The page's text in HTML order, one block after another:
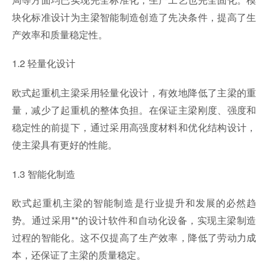
块化标准设计为主梁智能制造创造了先决条件，提高了生
产效率和质量稳定性。
1.2 轻量化设计
欧式起重机主梁采用轻量化设计，有效地降低了主梁的重
量，减少了起重机的整体负担。在保证主梁刚度、强度和
稳定性的前提下，通过采用高强度材料和优化结构设计，
使主梁具有更好的性能。
1.3 智能化制造
欧式起重机主梁的智能制造是行业提升和发展的必然趋
势。通过采用**的设计软件和自动化设备，实现主梁制造
过程的智能化。这不仅提高了生产效率，降低了劳动力成
本，还保证了主梁的质量稳定。